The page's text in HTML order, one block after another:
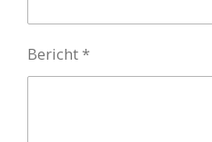
Bericht *